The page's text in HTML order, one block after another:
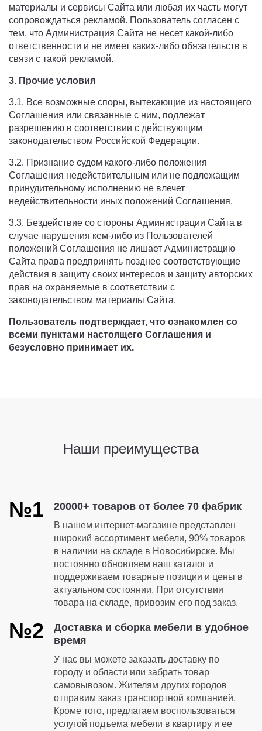
материалы и сервисы Сайта или любая их часть могут
сопровождаться рекламой. Пользователь согласен с
тем, что Администрация Сайта не несет какой-либо
ответственности и не имеет каких-либо обязательств в
связи с такой рекламой.
3. Прочие условия
3.1. Все возможные споры, вытекающие из настоящего
Соглашения или связанные с ним, подлежат
разрешению в соответствии с действующим
законодательством Российской Федерации.
3.2. Признание судом какого-либо положения
Соглашения недействительным или не подлежащим
принудительному исполнению не влечет
недействительности иных положений Соглашения.
3.3. Бездействие со стороны Администрации Сайта в
случае нарушения кем-либо из Пользователей
положений Соглашения не лишает Администрацию
Сайта права предпринять позднее соответствующие
действия в защиту своих интересов и защиту авторских
прав на охраняемые в соответствии с
законодательством материалы Сайта.
Пользователь подтверждает, что ознакомлен со
всеми пунктами настоящего Соглашения и
безусловно принимает их.
Наши преимущества
№1 20000+ товаров от более 70 фабрик
В нашем интернет-магазине представлен
широкий ассортимент мебели, 90% товаров
в наличии на складе в Новосибирске. Мы
постоянно обновляем наш каталог и
поддерживаем товарные позиции и цены в
актуальном состоянии. При отсутствии
товара на складе, привозим его под заказ.
№2
Доставка и сборка мебели в удобное
время
У нас вы можете заказать доставку по
городу и области или забрать товар
самовывозом. Жителям других городов
отправим заказ транспортной компанией.
Кроме того, предлагаем воспользоваться
услугой подъема мебели в квартиру и ее